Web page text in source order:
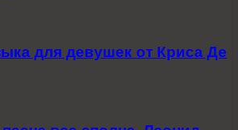
для девушек от Криса Де